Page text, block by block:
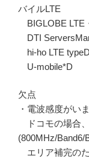
バイルLTE
BIGLOBE LTE
DTI
hi-ho LTE typeD
U-mobile*D
欠点
・電波感度がい
ドコモの場合
(800MHz/Band6/
エリア補完の